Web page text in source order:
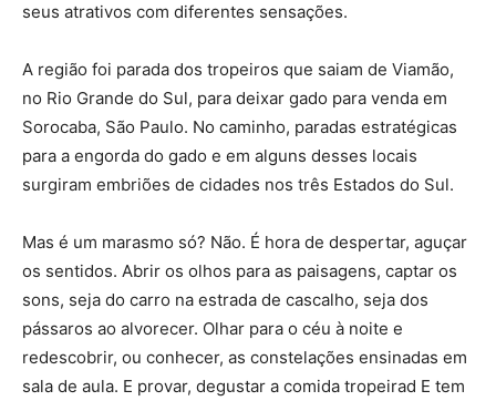
seus atrativos com diferentes sensações.
A região foi parada dos tropeiros que saiam de Viamão,
no Rio Grande do Sul, para deixar gado para venda em
Sorocaba, São Paulo. No caminho, paradas estratégicas
para a engorda do gado e em alguns desses locais
surgiram embriões de cidades nos três Estados do Sul.
Mas é um marasmo só? Não. É hora de despertar, aguçar
os sentidos. Abrir os olhos para as paisagens, captar os
sons, seja do carro na estrada de cascalho, seja dos
pássaros ao alvorecer. Olhar para o céu à noite e
redescobrir, ou conhecer, as constelações ensinadas em
sala de aula. E provar, degustar a comida tropeirad E tem